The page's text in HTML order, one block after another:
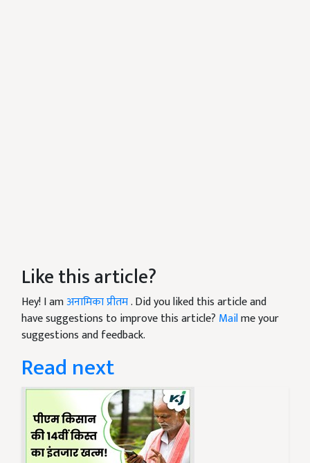
Like this article?
Hey! I amअनामिका प्रीतम. Did you liked this article and
have suggestions to improve this article? Mailme your
suggestions and feedback.
Read next